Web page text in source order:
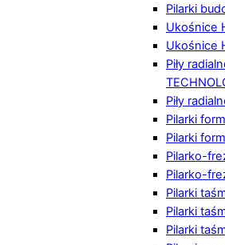
Pilarki
Ukośnice
Ukośnice
Piły
Piły
Pilarki
Pilarki
Pilarko-
Pilarko-
Pilarki
Pilarki
Pilarki